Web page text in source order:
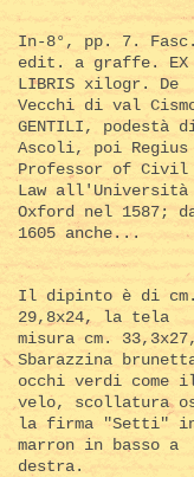
In-8°, pp. 7. Fasc.
edit. a graffe. EX
LIBRIS xilogr. De
Vecchi di val
GENTILI, podestà
Ascoli, poi Regius
Professor of Civil
Law
Oxford nel 1587;
1605 anche...
Il dipinto è di cm.
29,8x24, la tela
misura cm.
Sbarazzina
occhi verdi come
velo, scollatura
la firma "Setti"
marron in basso a
destra.